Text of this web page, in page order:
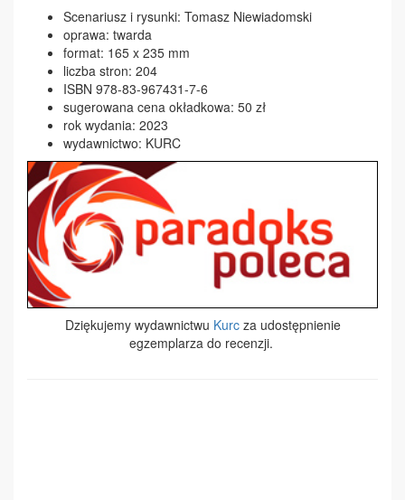
Scenariusz i rysunki: Tomasz Niewiadomski
oprawa: twarda
format: 165 x 235 mm
liczba stron: 204
ISBN 978-83-967431-7-6
sugerowana cena okładkowa: 50 zł
rok wydania: 2023
wydawnictwo: KURC
Dziękujemy wydawnictwu Kurcza udostępnienie
egzemplarza do recenzji.